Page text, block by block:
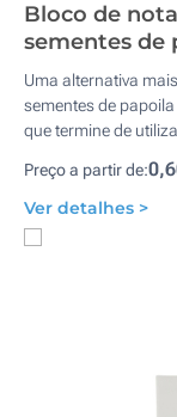
Bloco de
sementes de
Uma alternativa
sementes de
que termine de
Preço a partir de:
Ver detalhes >